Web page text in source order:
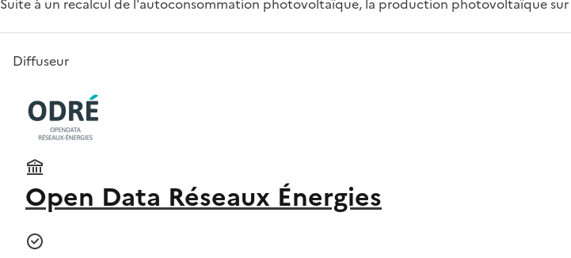
Suite à un recalcul de l'autoconsommation photovoltaïque, la production photovoltaïque sur
Diffuseur
Open Data Réseaux Énergies